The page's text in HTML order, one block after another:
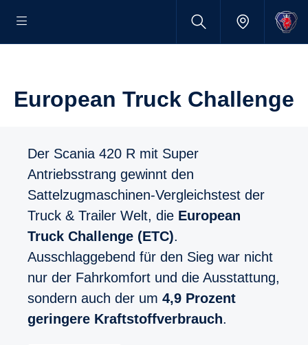
European Truck Challenge
Der Scania 420 R mit Super
Antriebsstrang gewinnt den
Sattelzugmaschinen-Vergleichstest der
Truck & Trailer Welt, die European
Truck Challenge (ETC).
Ausschlaggebend für den Sieg war nicht
nur der Fahrkomfort und die Ausstattung,
sondern auch der um 4,9 Prozent
geringere Kraftstoffverbrauch.